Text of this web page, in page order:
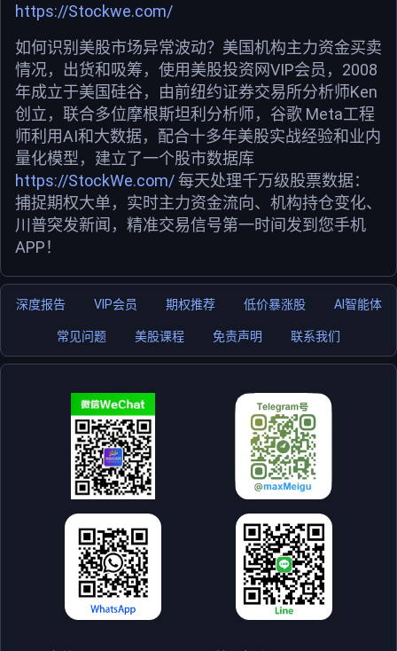
https://Stockwe.com/
如何识别美股市场异常波动？美国机构主力资金买卖
情况，出货和吸筹，使用美股投资网VIP会员，2008
年成立于美国硅谷，由前纽约证券交易所分析师Ken
创立，联合多位摩根斯坦利分析师，谷歌 Meta工程
师利用AI和大数据，配合十多年美股实战经验和业内
量化模型，建立了一个股市数据库
https://StockWe.com/每天处理千万级股票数据：
捕捉期权大单，实时主力资金流向、机构持仓变化、
川普突发新闻，精准交易信号第一时间发到您手机
APP！
深度报告 VIP会员 期权推荐 低价暴涨股 AI智能体
常见问题 美股课程 免责声明 联系我们